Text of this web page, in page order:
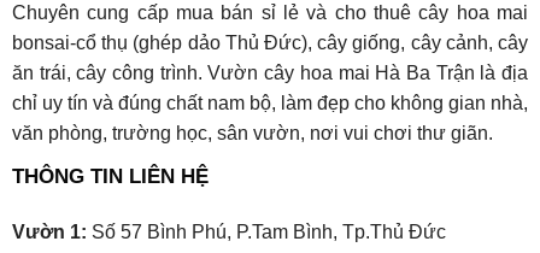
Chuyên cung cấp mua bán sỉ lẻ và cho thuê cây hoa mai
bonsai-cổ thụ (ghép dảo Thủ Đức), cây giống, cây cảnh, cây
ăn trái, cây công trình. Vườn cây hoa mai Hà Ba Trận là địa
chỉ uy tín và đúng chất nam bộ, làm đẹp cho không gian nhà,
văn phòng, trường học, sân vườn, nơi vui chơi thư giãn.
THÔNG TIN LIÊN HỆ
Vườn 1: Số 57 Bình Phú, P.Tam Bình, Tp.Thủ Đức